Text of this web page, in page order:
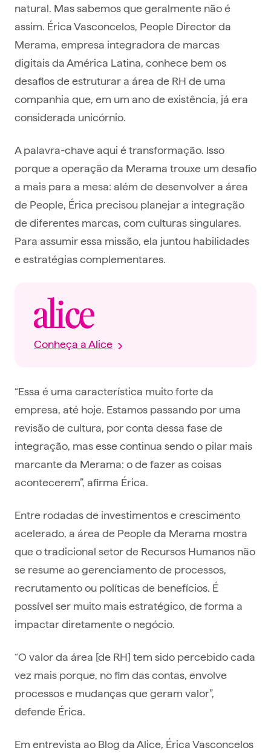
natural. Mas sabemos que geralmente não é
assim. Érica Vasconcelos, People Director da
Merama, empresa integradora de marcas
digitais da América Latina, conhece bem os
desafios de estruturar a área de RH de uma
companhia que, em um ano de existência, já era
considerada unicórnio.
A palavra-chave aqui é transformação. Isso
porque a operação da Merama trouxe um desafio
a mais para a mesa: além de desenvolver a área
de People, Érica precisou planejar a integração
de diferentes marcas, com culturas singulares.
Para assumir essa missão, ela juntou habilidades
e estratégias complementares.
Conheça a Alice
“Essa é uma característica muito forte da
empresa, até hoje. Estamos passando por uma
revisão de cultura, por conta dessa fase de
integração, mas esse continua sendo o pilar mais
marcante da Merama: o de fazer as coisas
acontecerem”, afirma Érica.
Entre rodadas de investimentos e crescimento
acelerado, a área de People da Merama mostra
que o tradicional setor de Recursos Humanos não
se resume ao gerenciamento de processos,
recrutamento ou políticas de benefícios. É
possível ser muito mais estratégico, de forma a
impactar diretamente o negócio.
“O valor da área [de RH] tem sido percebido cada
vez mais porque, no fim das contas, envolve
processos e mudanças que geram valor”,
defende Érica.
Em entrevista ao Blog da Alice, Érica Vasconcelos